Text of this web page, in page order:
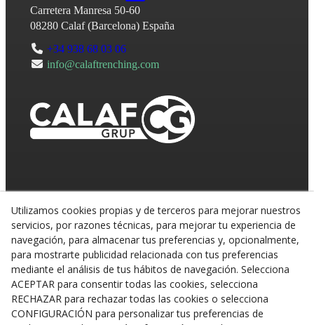
Carretera Manresa 50-60
08280 Calaf(Barcelona) España
+34 938 68 03 06
info@calaftrenching.com
Utilizamos cookies propias y de terceros para mejorar nuestros
servicios, por razones técnicas, para mejorar tu experiencia de
navegación, para almacenar tus preferencias y, opcionalmente,
para mostrarte publicidad relacionada con tus preferencias
mediante el análisis de tus hábitos de navegación. Selecciona
ACEPTAR para consentir todas las cookies, selecciona
RECHAZAR para rechazar todas las cookies o selecciona
CONFIGURACIÓN para personalizar tus preferencias de